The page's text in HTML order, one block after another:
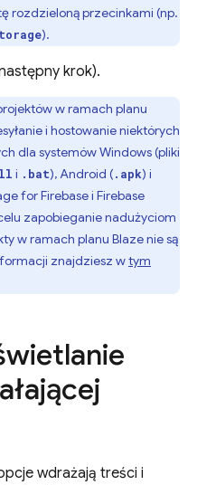
rozdzieloną przecinkami (np.
).
krok).
w ramach planu
i hostowanie niektórych
dla systemów Windows (pliki
i .bat), Android (.apk) i
for Firebasei Firebase
zapobieganie nadużyciom
w ramach planu Blaze nie są
znajdziesz wtym
wdrażają treści i